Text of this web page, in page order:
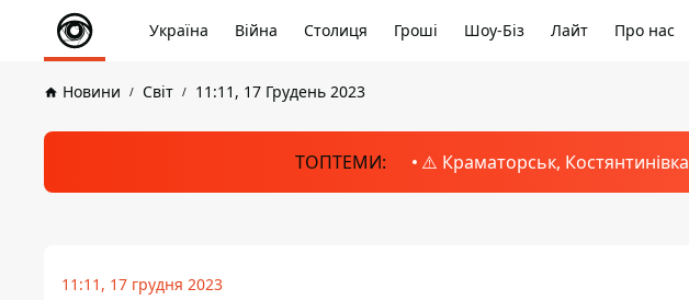
Україна Війна Столиця Гроші Шоу-Біз Лайт Про нас
Новини Світ 11:11, 17 Грудень 2023
ТОПТЕМИ: ⚠️ Краматорськ, Костянтинівка
11:11, 17 грудня 2023